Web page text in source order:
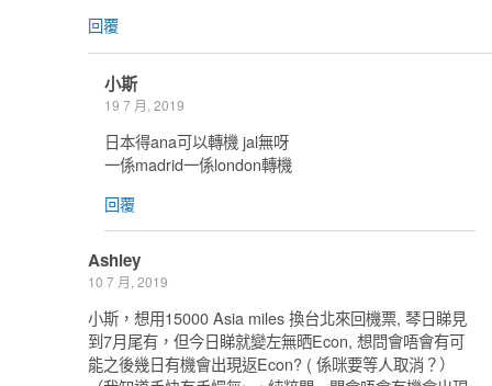
回覆
小斯
19 7 月, 2019
日本得ana可以轉機 jal無呀
一係madrid一係london轉機
回覆
Ashley
10 7 月, 2019
小斯，想用15000 Asia miles 換台北來回機票, 琴日睇見
到7月尾有，但今日睇就變左無晒Econ, 想問會唔會有可
能之後幾日有機會出現返Econ? ( 係咪要等人取消？）